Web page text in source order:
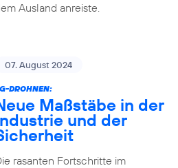
Ausland anreiste.
07. August 2024
DROHNEN:
Maßstäbe in der
und der
rasanten Fortschritte im